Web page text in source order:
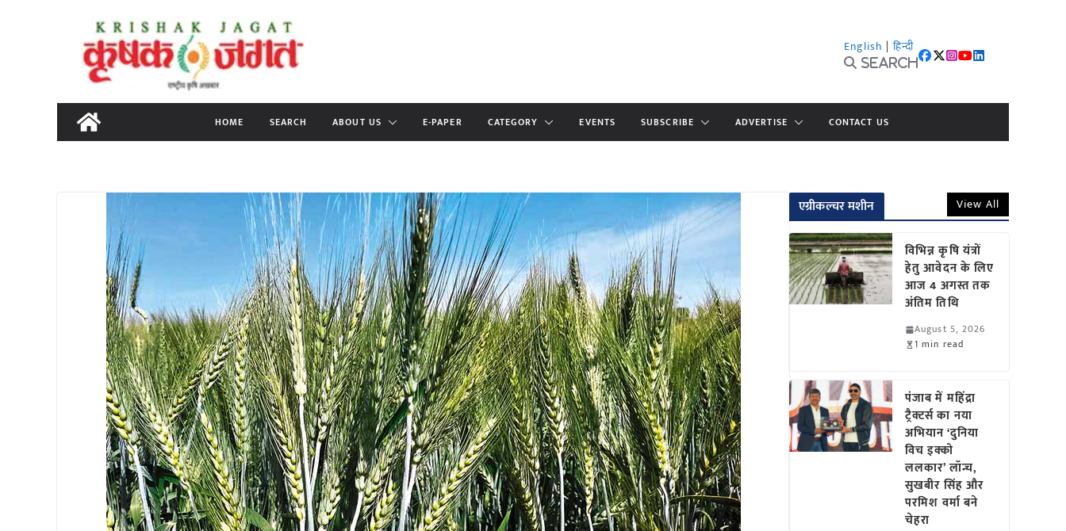
content
English | हिन्दी
Search
HOME SEARCH ABOUT US E-PAPER CATEGORY EVENTS SUBSCRIBE ADVERTISE CONTACT US
एग्रीकल्चर मशीन View All
विभिन्न कृषि यंत्रों
हेतु आवेदन के लिए
आज 4 अगस्त तक
अंतिम तिथि
August 5, 2026
1 min read
पंजाब में महिंद्रा
ट्रैक्टर्स का नया
अभियान ‘दुनिया
विच इक्को
ललकार’ लॉन्च,
सुखबीर सिंह और
परमिश वर्मा बने
चेहरा